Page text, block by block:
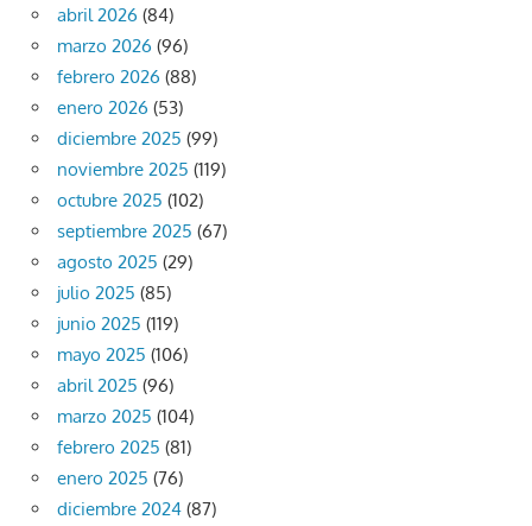
abril 2026 (84)
marzo 2026 (96)
febrero 2026 (88)
enero 2026 (53)
diciembre 2025 (99)
noviembre 2025 (119)
octubre 2025 (102)
septiembre 2025 (67)
agosto 2025 (29)
julio 2025 (85)
junio 2025 (119)
mayo 2025 (106)
abril 2025 (96)
marzo 2025 (104)
febrero 2025 (81)
enero 2025 (76)
diciembre 2024 (87)